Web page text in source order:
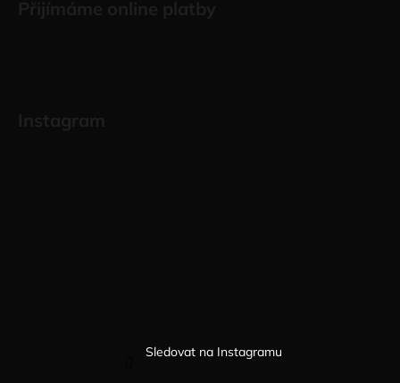
Sledovat na Instagramu